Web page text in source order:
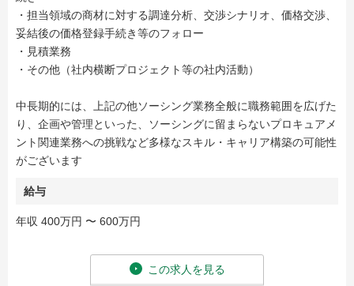
・担当領域の商材に対する調達分析、交渉シナリオ、価格交渉、
妥結後の価格登録手続き等のフォロー
・見積業務
・その他（社内横断プロジェクト等の社内活動）
中長期的には、上記の他ソーシング業務全般に職務範囲を広げた
り、企画や管理といった、ソーシングに留まらないプロキュアメ
ント関連業務への挑戦など多様なスキル・キャリア構築の可能性
がございます
給与
年収 400万円 〜 600万円
この求人を見る